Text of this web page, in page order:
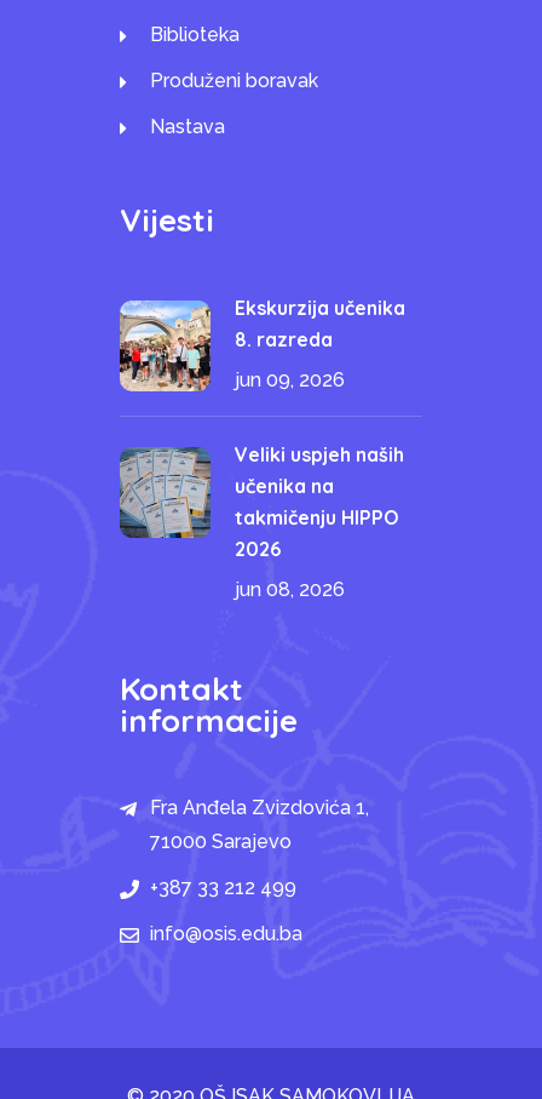
Biblioteka
Produženi boravak
Nastava
Vijesti
Ekskurzija učenika
8. razreda
jun 09, 2026
Veliki uspjeh naših
učenika na
takmičenju HIPPO
2026
jun 08, 2026
Kontakt
informacije
Fra Anđela Zvizdovića 1,
71000 Sarajevo
+387 33 212 499
info@osis.edu.ba